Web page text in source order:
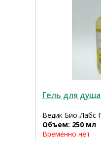
Гель для
Ведик Био-Лабс
Объем: 250 мл
Временно нет